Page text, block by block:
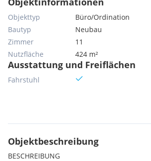
Objekttyp
Büro/Ordination
Bautyp
Neubau
Zimmer
11
Nutzfläche
424 m²
Ausstattung und Freiflächen
Fahrstuhl
Objektbeschreibung
BESCHREIBUNG